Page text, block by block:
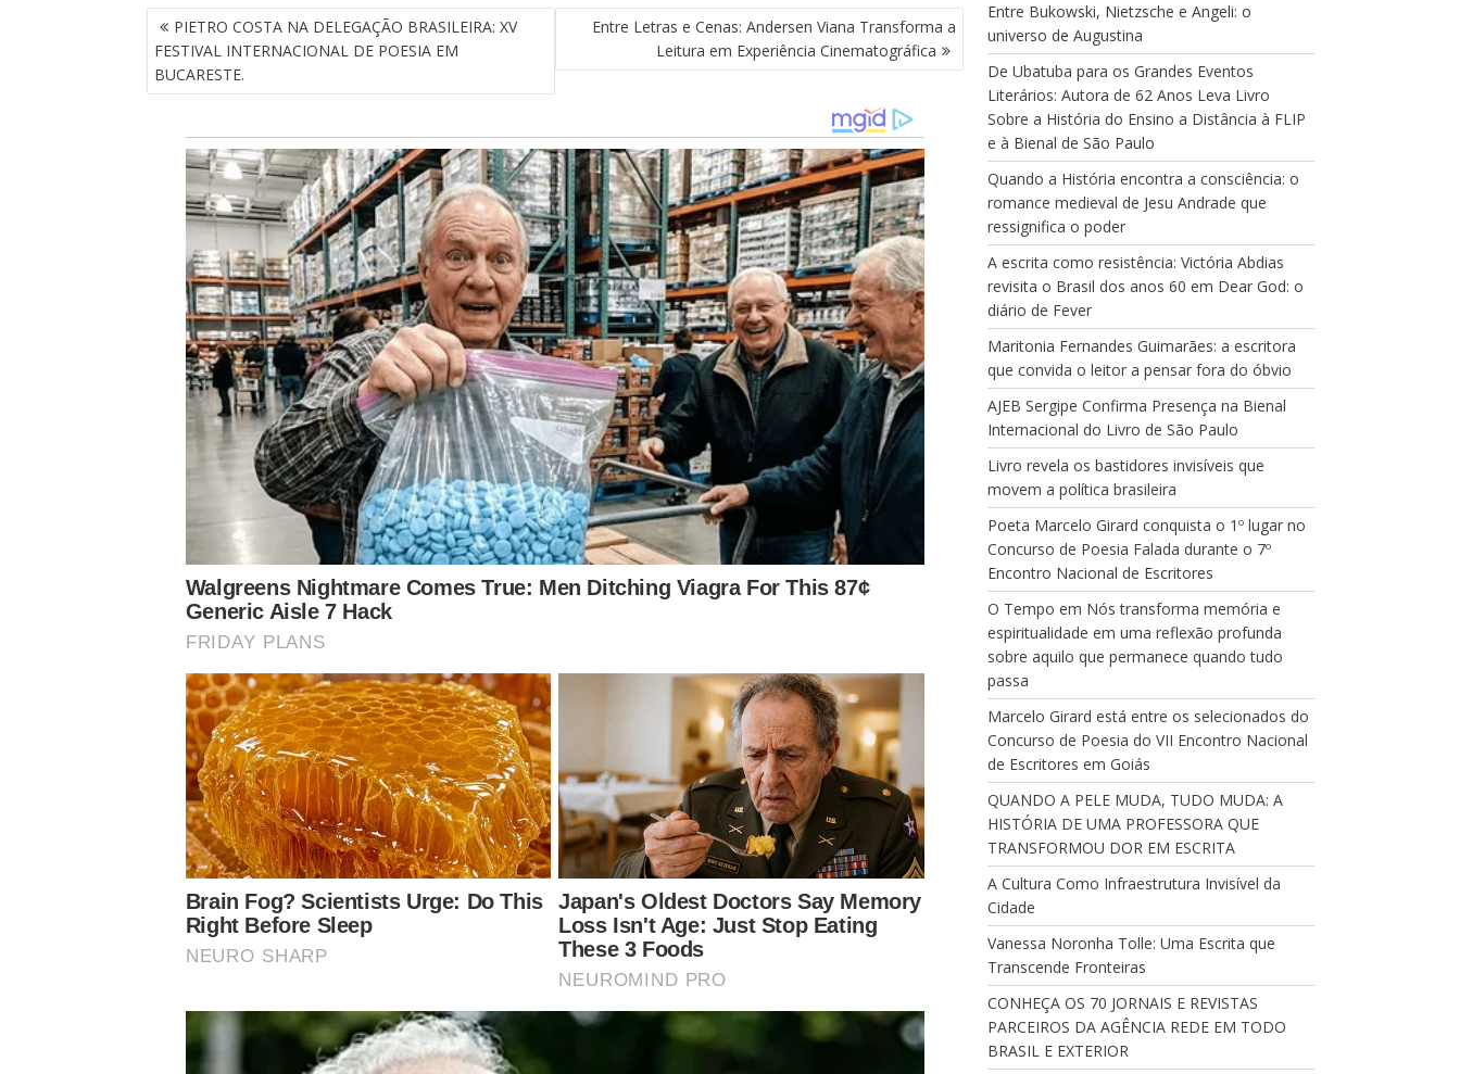
N
A
V
E
PIETRO COSTA NA DELEGAÇÃO BRASILEIRA: XV
FESTIVAL INTERNACIONAL DE POESIA EM
BUCARESTE.
Entre Letras e Cenas: Andersen Viana Transforma a
Leitura em Experiência Cinematográfica
Entre Bukowski, Nietzsche e Angeli: o
universo de Augustina
De Ubatuba para os Grandes Eventos
Literários: Autora de 62 Anos Leva Livro
Sobre a História do Ensino a Distância à FLIP
e à Bienal de São Paulo
Quando a História encontra a consciência: o
romance medieval de Jesu Andrade que
ressignifica o poder
A escrita como resistência: Victória Abdias
revisita o Brasil dos anos 60 em Dear God: o
diário de Fever
Maritonia Fernandes Guimarães: a escritora
que convida o leitor a pensar fora do óbvio
AJEB Sergipe Confirma Presença na Bienal
Internacional do Livro de São Paulo
Livro revela os bastidores invisíveis que
movem a política brasileira
Poeta Marcelo Girard conquista o 1º lugar no
Concurso de Poesia Falada durante o 7º
Encontro Nacional de Escritores
O Tempo em Nós transforma memória e
espiritualidade em uma reflexão profunda
sobre aquilo que permanece quando tudo
passa
Marcelo Girard está entre os selecionados do
Concurso de Poesia do VII Encontro Nacional
de Escritores em Goiás
QUANDO A PELE MUDA, TUDO MUDA: A
HISTÓRIA DE UMA PROFESSORA QUE
TRANSFORMOU DOR EM ESCRITA
A Cultura Como Infraestrutura Invisível da
Cidade
Vanessa Noronha Tolle: Uma Escrita que
Transcende Fronteiras
CONHEÇA OS 70 JORNAIS E REVISTAS
PARCEIROS DA AGÊNCIA REDE EM TODO
BRASIL E EXTERIOR